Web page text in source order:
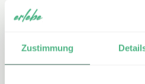
Zustimmung +49 2151